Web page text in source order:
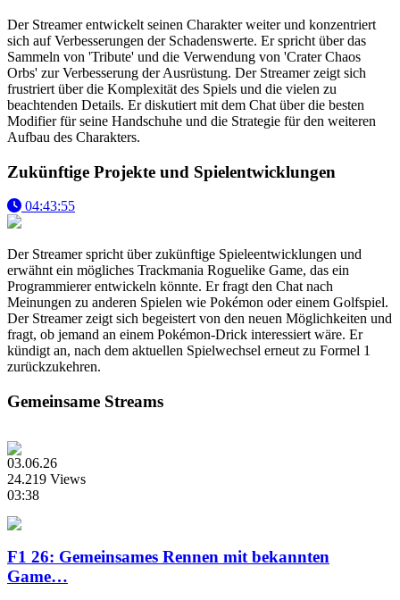
Der Streamer entwickelt seinen Charakter weiter und konzentriert
sich auf Verbesserungen der Schadenswerte. Er spricht über das
Sammeln von 'Tribute' und die Verwendung von 'Crater Chaos
Orbs' zur Verbesserung der Ausrüstung. Der Streamer zeigt sich
frustriert über die Komplexität des Spiels und die vielen zu
beachtenden Details. Er diskutiert mit dem Chat über die besten
Modifier für seine Handschuhe und die Strategie für den weiteren
Aufbau des Charakters.
Zukünftige Projekte und Spielentwicklungen
04:43:55
Der Streamer spricht über zukünftige Spieleentwicklungen und
erwähnt ein mögliches Trackmania Roguelike Game, das ein
Programmierer entwickeln könnte. Er fragt den Chat nach
Meinungen zu anderen Spielen wie Pokémon oder einem Golfspiel.
Der Streamer zeigt sich begeistert von den neuen Möglichkeiten und
fragt, ob jemand an einem Pokémon-Drick interessiert wäre. Er
kündigt an, nach dem aktuellen Spielwechsel erneut zu Formel 1
zurückzukehren.
Gemeinsame Streams
03.06.26
24.219 Views
03:38
F1 26: Gemeinsames Rennen mit bekannten
Game…